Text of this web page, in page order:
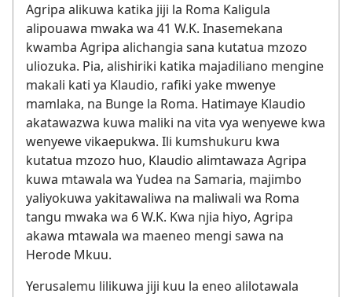
Agripa alikuwa katika jiji la Roma Kaligula
alipouawa mwaka wa 41 W.K. Inasemekana
kwamba Agripa alichangia sana kutatua mzozo
uliozuka. Pia, alishiriki katika majadiliano mengine
makali kati ya Klaudio, rafiki yake mwenye
mamlaka, na Bunge la Roma. Hatimaye Klaudio
akatawazwa kuwa maliki na vita vya wenyewe kwa
wenyewe vikaepukwa. Ili kumshukuru kwa
kutatua mzozo huo, Klaudio alimtawaza Agripa
kuwa mtawala wa Yudea na Samaria, majimbo
yaliyokuwa yakitawaliwa na maliwali wa Roma
tangu mwaka wa 6 W.K. Kwa njia hiyo, Agripa
akawa mtawala wa maeneo mengi sawa na
Herode Mkuu.
Yerusalemu lilikuwa jiji kuu la eneo alilotawala